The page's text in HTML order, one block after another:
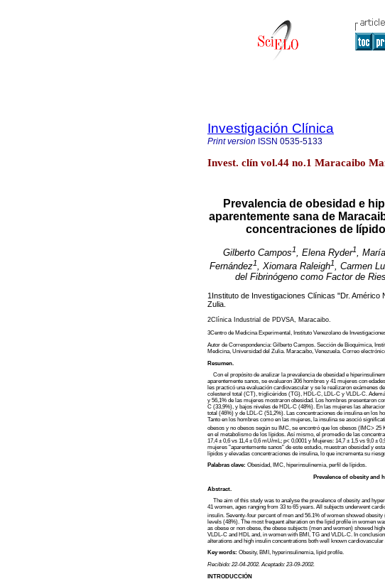
Investigación Clínica
Print version ISSN 0535-5133
Invest. clín vol.44 no.1 Maracaibo
Prevalencia de obesidad e
aparentemente sana de
concentraciones de
Gilberto Campos1, Elena Ryder1,
Fernández1, Xiomara Raleigh1, Carmen
del Fibrinógeno como Factor de
1Instituto de Investigaciones Clínicas "Dr. Américo
Zulia.
2Clínica Industrial de PDVSA, Maracaibo.
3Centro de Medicina Experimental, Instituto Venezolano de
Autor de Correspondencia: Gilberto Campos. Sección de Bioquímica,
Medicina, Universidad del Zulia. Maracaibo, Venezuela. Correo
Resumen.
Con el propósito de analizar la prevalencia de obesidad e
aparentemente sanos, se evaluaron 306 hombres y 41 mujeres con
les practicó una evaluación cardiovascular y se le realizaron exámenes
colesterol total (CT), triglicéridos (TG), HDL-C, LDL-C y VLDL-C.
y 56,1% de las mujeres mostraron obesidad. Los hombres presentaron
C (33,9%), y bajos niveles de HDL-C (48%). En las mujeres las
total (46%) y de LDL-C (51,2%). Las concentraciones de insulina en los
Tanto en los hombres como en las mujeres, la insulina se asoció
obesos y no obesos según su IMC, se encontró que los obesos (IMC> 25
en el metabolismo de los lípidos. Así mismo, el promedio de las
17,4 ± 0,6 vs 11,4 ± 0,6 mU/mL; p< 0,0001 y Mujeres: 14,7 ± 1,5 vs 9,0 ±
mujeres "aparentemente sanos" de este estudio, muestran obesidad y
lípidos y elevadas concentraciones de insulina, lo que incrementa su
Palabras clave: Obesidad, IMC, hiperinsulinemia, perfil de lípidos.
Prevalence of obesity and
Abstract.
The aim of this study was to analyse the prevalence of obesity and
41 women, ages ranging from 33 to 65 years. All subjects underwent
insulin. Seventy-four percent of men and 56.1% of women showed
levels (48%). The most frequent alteration on the lipid profile in women
as obese or non obese, the obese subjects (men and women) showed
VLDL-C and HDL and, in women with BMI, TG and VLDL-C. In
alterations and high insulin concentrations both well known
Key words: Obesity, BMI, hyperinsulinemia, lipid profile.
Recibido: 22-04-2002. Aceptado: 23-09-2002.
INTRODUCCIÓN